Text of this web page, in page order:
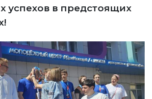
успехов в предстоящих